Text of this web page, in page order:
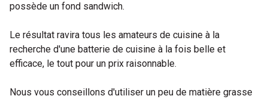
possède un fond sandwich.
Le résultat ravira tous les amateurs de cuisine à la
recherche d'une batterie de cuisine à la fois belle et
efficace, le tout pour un prix raisonnable.
Nous vous conseillons d'utiliser un peu de matière grasse